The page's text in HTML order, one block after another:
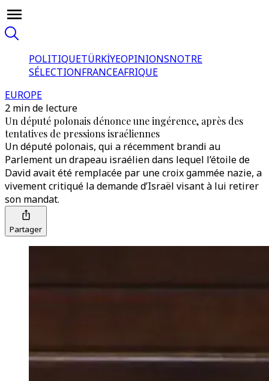
POLITIQUETÜRKİYEOPINIONSNOTRE
SÉLECTIONFRANCEAFRIQUE
EUROPE
2 min de lecture
Un député polonais dénonce une ingérence, après des
tentatives de pressions israéliennes
Un député polonais, qui a récemment brandi au
Parlement un drapeau israélien dans lequel l’étoile de
David avait été remplacée par une croix gammée nazie, a
vivement critiqué la demande d’Israël visant à lui retirer
son mandat.
Partager